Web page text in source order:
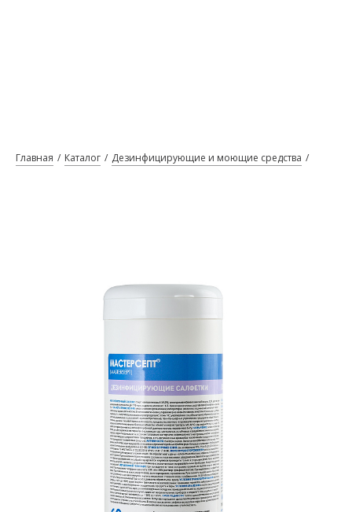
Главная Каталог Дезинфицирующие и моющие средства